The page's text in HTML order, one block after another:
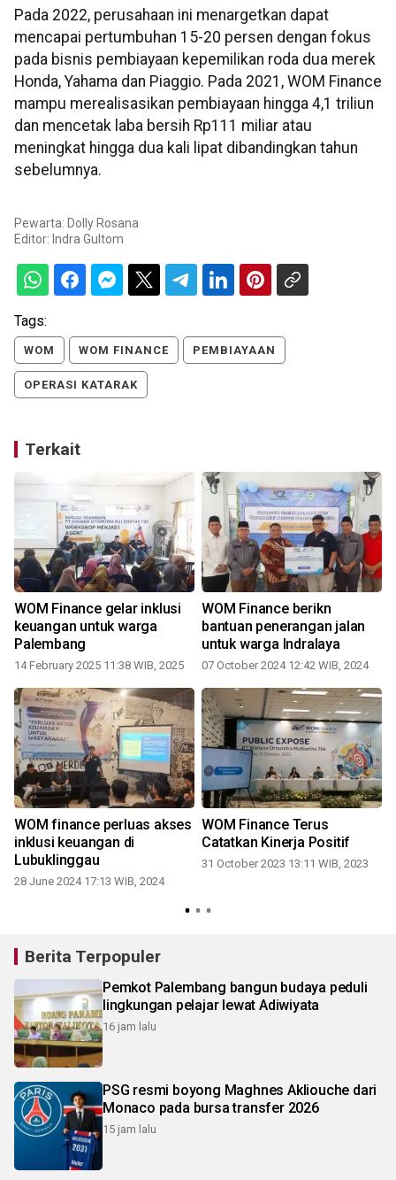
Pada 2022, perusahaan ini menargetkan dapat
mencapai pertumbuhan 15-20 persen dengan fokus
pada bisnis pembiayaan kepemilikan roda dua merek
Honda, Yahama dan Piaggio. Pada 2021, WOM Finance
mampu merealisasikan pembiayaan hingga 4,1 triliun
dan mencetak laba bersih Rp111 miliar atau
meningkat hingga dua kali lipat dibandingkan tahun
sebelumnya.
Pewarta: Dolly Rosana
Editor: Indra Gultom
Tags:
WOM WOM FINANCE PEMBIAYAAN
OPERASI KATARAK
Terkait
WOM Finance gelar inklusi
keuangan untuk warga
Palembang
14 February 2025 11:38 WIB, 2025
WOM Finance berikn
bantuan penerangan jalan
untuk warga Indralaya
07 October 2024 12:42 WIB, 2024
WOM finance perluas akses
inklusi keuangan di
Lubuklinggau
28 June 2024 17:13 WIB, 2024
WOM Finance Terus
Catatkan Kinerja Positif
31 October 2023 13:11 WIB, 2023
Berita Terpopuler
Pemkot Palembang bangun budaya peduli
lingkungan pelajar lewat Adiwiyata
16 jam lalu
PSG resmi boyong Maghnes Akliouche dari
Monaco pada bursa transfer 2026
15 jam lalu